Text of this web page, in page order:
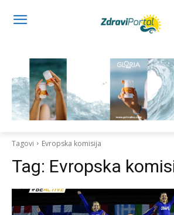
Tagovi Evropska komisija
Tag: Evropska